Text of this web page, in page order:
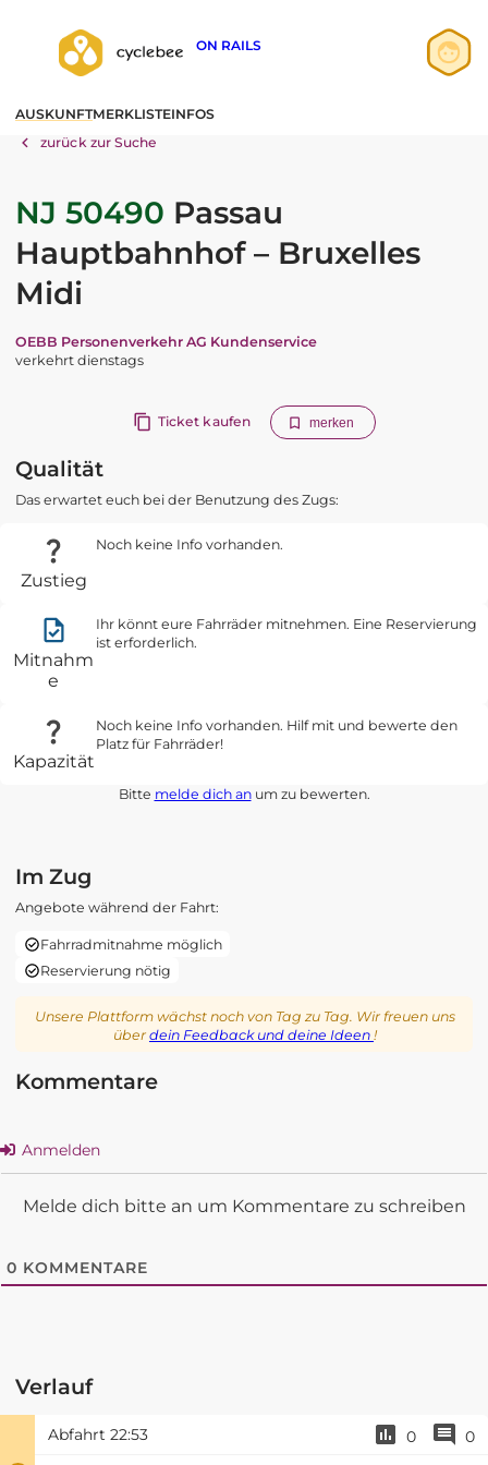
ON RAILS
AUSKUNFTMERKLISTEINFOS
zurück zur Suche
NJ 50490 Passau
Hauptbahnhof – Bruxelles
Midi
OEBB Personenverkehr AG Kundenservice
verkehrt dienstags
Ticket kaufen merken
Qualität
Das erwartet euch bei der Benutzung des Zugs:
Zustieg
Noch keine Info vorhanden.
Mitnahm
e
Ihr könnt eure Fahrräder mitnehmen. Eine Reservierung
ist erforderlich.
Kapazität
Noch keine Info vorhanden. Hilf mit und bewerte den
Platz für Fahrräder!
Bitte melde dich anum zu bewerten.
Im Zug
Angebote während der Fahrt:
Fahrradmitnahme möglich
Reservierung nötig
Unsere Plattform wächst noch von Tag zu Tag. Wir freuen uns
überdein Feedback und deine Ideen !
Kommentare
Anmelden
Melde dich bitte an um Kommentare zu schreiben
0 KOMMENTARE
Verlauf
Abfahrt 22:53 0 0